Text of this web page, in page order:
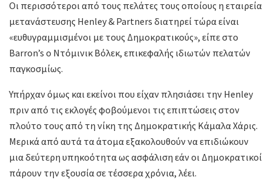
Οι περισσότεροι από τους πελάτες τους οποίους η εταιρεία
μετανάστευσης Henley & Partners διατηρεί τώρα είναι
«ευθυγραμμισμένοι με τους Δημοκρατικούς», είπε στο
Barron’s ο Ντόμινικ Βόλεκ, επικεφαλής ιδιωτών πελατών
παγκοσμίως.
Υπήρχαν όμως και εκείνοι που είχαν πλησιάσει την Henley
πριν από τις εκλογές φοβούμενοι τις επιπτώσεις στον
πλούτο τους από τη νίκη της Δημοκρατικής Κάμαλα Χάρις.
Μερικά από αυτά τα άτομα εξακολουθούν να επιδιώκουν
μια δεύτερη υπηκοότητα ως ασφάλιση εάν οι Δημοκρατικοί
πάρουν την εξουσία σε τέσσερα χρόνια, λέει.